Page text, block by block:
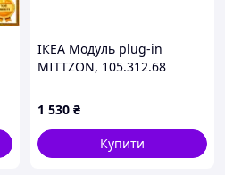
ІКЕА Модуль plug-in
MITTZON, 105.312.68
1 530 ₴
Купити